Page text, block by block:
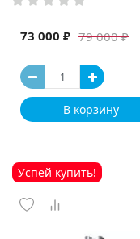
79 000 ₽
73 000 ₽
В корзину
Успей купить!